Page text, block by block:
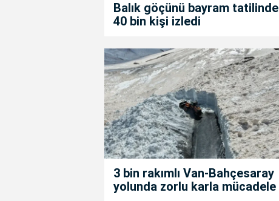
Balık göçünü bayram tatilinde
40 bin kişi izledi
3 bin rakımlı Van-Bahçesaray
yolunda zorlu karla mücadele